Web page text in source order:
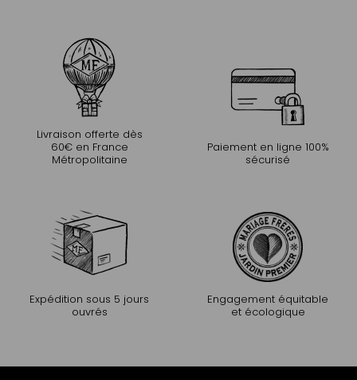
Livraison offerte dès
60€ en France
Métropolitaine
Paiement en ligne 100%
sécurisé
Expédition sous 5 jours
ouvrés
Engagement équitable
et écologique